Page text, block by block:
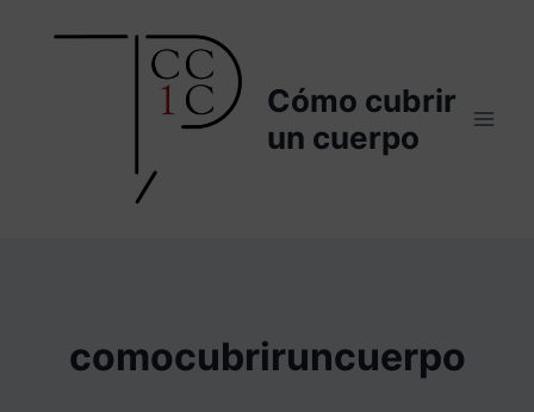
Cómo cubrir
un cuerpo
comocubriruncuerpo